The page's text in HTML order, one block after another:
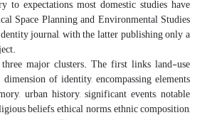
to expectations, most domestic studies have
Space Planning and Environmental Studies
journal, with the latter publishing only a
major clusters. The first links land-use
of identity, encompassing elements
urban history, significant events, notable
beliefs, ethical norms, ethnic composition,